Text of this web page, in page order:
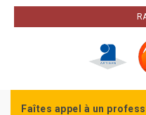
Faîtes appel à un